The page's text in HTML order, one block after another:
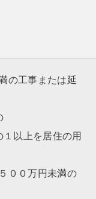
の工事または延
以上を居住の用
００万円未満の